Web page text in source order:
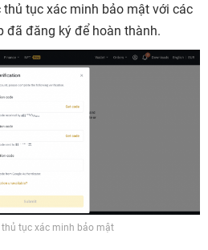
thủ tục xác minh bảo mật với các
đã đăng ký để hoàn thành.
thủ tục xác minh bảo mật